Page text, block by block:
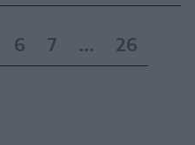
6 7 ... 26